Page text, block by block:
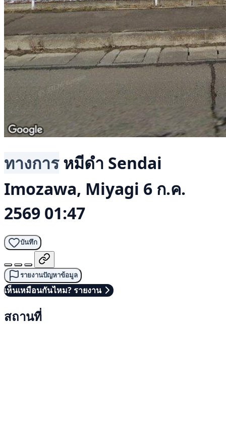
ทางการ หมีดำ Sendai
Imozawa, Miyagi 6 ก.ค.
2569 01:47
บันทึก
รายงานปัญหาข้อมูล
เห็นเหมือนกันไหม? รายงาน
สถานที่